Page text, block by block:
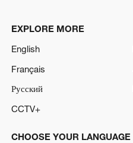
EXPLORE MORE
English
Français
Русский
CCTV+
CHOOSE YOUR LANGUAGE